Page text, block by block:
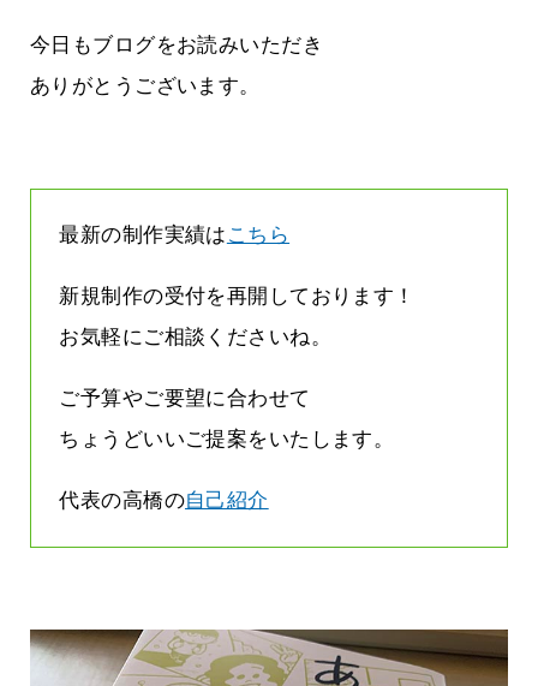
今日もブログをお読みいただき
ありがとうございます。
最新の制作実績は こちら
新規制作の受付を再開しております！
お気軽にご相談くださいね。
ご予算やご要望に合わせて
ちょうどいいご提案をいたします。
代表の高橋の自己紹介